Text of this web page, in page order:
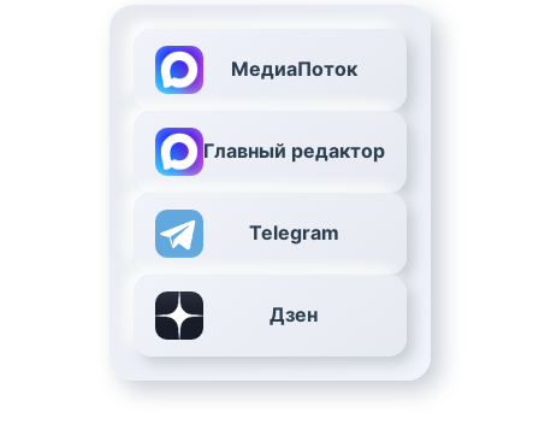
МедиаПоток
Главный редактор
Telegram
Дзен